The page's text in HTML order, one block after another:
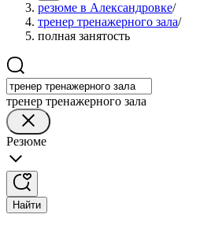
резюме в Александровке/
тренер тренажерного зала/
полная занятость
тренер тренажерного зала
Резюме
Найти